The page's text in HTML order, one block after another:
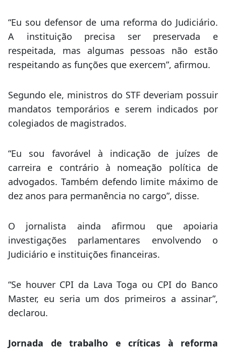
“Eu sou defensor de uma reforma do Judiciário.
A instituição precisa ser preservada e
respeitada, mas algumas pessoas não estão
respeitando as funções que exercem”, afirmou.
Segundo ele, ministros do STF deveriam possuir
mandatos temporários e serem indicados por
colegiados de magistrados.
“Eu sou favorável à indicação de juízes de
carreira e contrário à nomeação política de
advogados. Também defendo limite máximo de
dez anos para permanência no cargo”, disse.
O jornalista ainda afirmou que apoiaria
investigações parlamentares envolvendo o
Judiciário e instituições financeiras.
“Se houver CPI da Lava Toga ou CPI do Banco
Master, eu seria um dos primeiros a assinar”,
declarou.
Jornada de trabalho e críticas à reforma